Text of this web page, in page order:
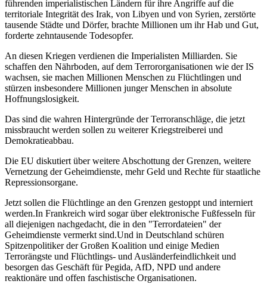
führenden imperialistischen Ländern für ihre Angriffe auf die
territoriale Integrität des Irak, von Libyen und von Syrien, zerstörte
tausende Städte und Dörfer, brachte Millionen um ihr Hab und Gut,
forderte zehntausende Todesopfer.
An diesen Kriegen verdienen die Imperialisten Milliarden. Sie
schaffen den Nährboden, auf dem Terrororganisationen wie der IS
wachsen, sie machen Millionen Menschen zu Flüchtlingen und
stürzen insbesondere Millionen junger Menschen in absolute
Hoffnungslosigkeit.
Das sind die wahren Hintergründe der Terroranschläge, die jetzt
missbraucht werden sollen zu weiterer Kriegstreiberei und
Demokratieabbau.
Die EU diskutiert über weitere Abschottung der Grenzen, weitere
Vernetzung der Geheimdienste, mehr Geld und Rechte für staatliche
Repressionsorgane.
Jetzt sollen die Flüchtlinge an den Grenzen gestoppt und interniert
werden.In Frankreich wird sogar über elektronische Fußfesseln für
all diejenigen nachgedacht, die in den "Terrordateien" der
Geheimdienste vermerkt sind.Und in Deutschland schüren
Spitzenpolitiker der Großen Koalition und einige Medien
Terrorängste und Flüchtlings- und Ausländerfeindlichkeit und
besorgen das Geschäft für Pegida, AfD, NPD und andere
reaktionäre und offen faschistische Organisationen.